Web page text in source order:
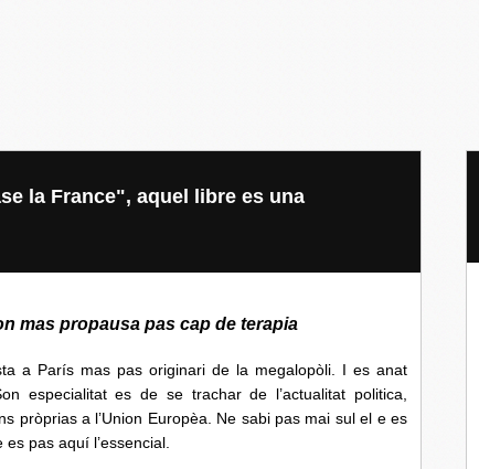
la France", aquel libre es una
mas propausa pas cap de terapia
mas pas originari de la megalopòli. I es anat
especialitat es de se trachar de l’actualitat politica,
pròprias a l’Union Europèa. Ne sabi pas mai sul el e es
pas aquí l’essencial.